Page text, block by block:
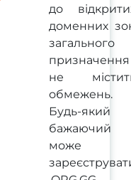
до
доменних
загального
призначення
не
обмежень.
Будь-який
бажаючий
може